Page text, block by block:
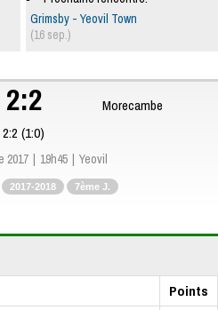
Grimsby - Yeovil Town
(16 sep.)
2:2
Morecambe
2:2 (1:0)
2017 19h45 Yeovil
2017-2018 7ème J.
Points